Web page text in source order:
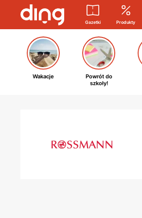
Gazetki Produkty
Wakacje
Powrót do
szkoły!